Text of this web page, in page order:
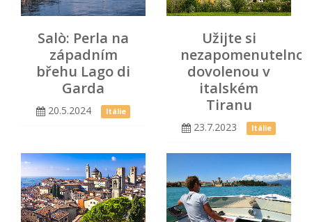
Salò: Perla na
západním
břehu Lago di
Garda
20.5.2024 Itálie
Užijte si
dovolenou v
italském
Tiranu
23.7.2023 Itálie